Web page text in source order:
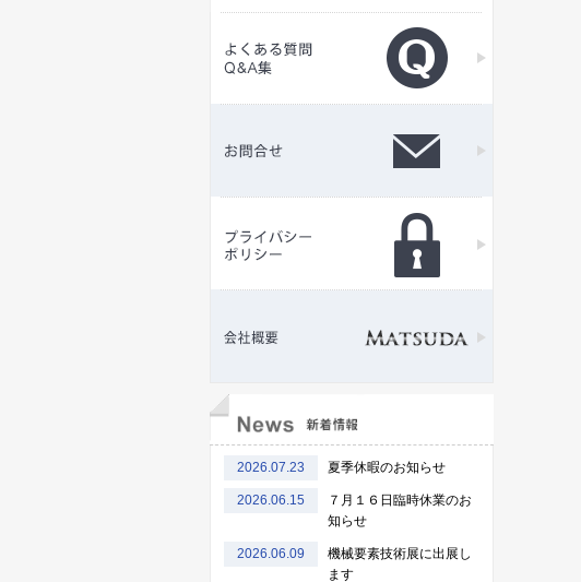
2026.07.23 夏季休暇のお知らせ
2026.06.15
７月１６日臨時休業のお
知らせ
2026.06.09
機械要素技術展に出展し
ます